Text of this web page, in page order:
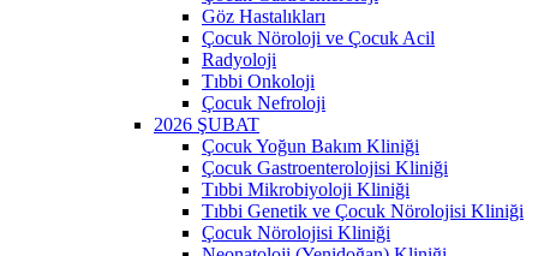
Göz Hastalıkları
Çocuk Nöroloji ve Çocuk Acil
Radyoloji
Tıbbi Onkoloji
Çocuk Nefroloji
2026 ŞUBAT
Çocuk Yoğun Bakım Kliniği
Çocuk Gastroenterolojisi Kliniği
Tıbbi Mikrobiyoloji Kliniği
Tıbbi Genetik ve Çocuk Nörolojisi Kliniği
Çocuk Nörolojisi Kliniği